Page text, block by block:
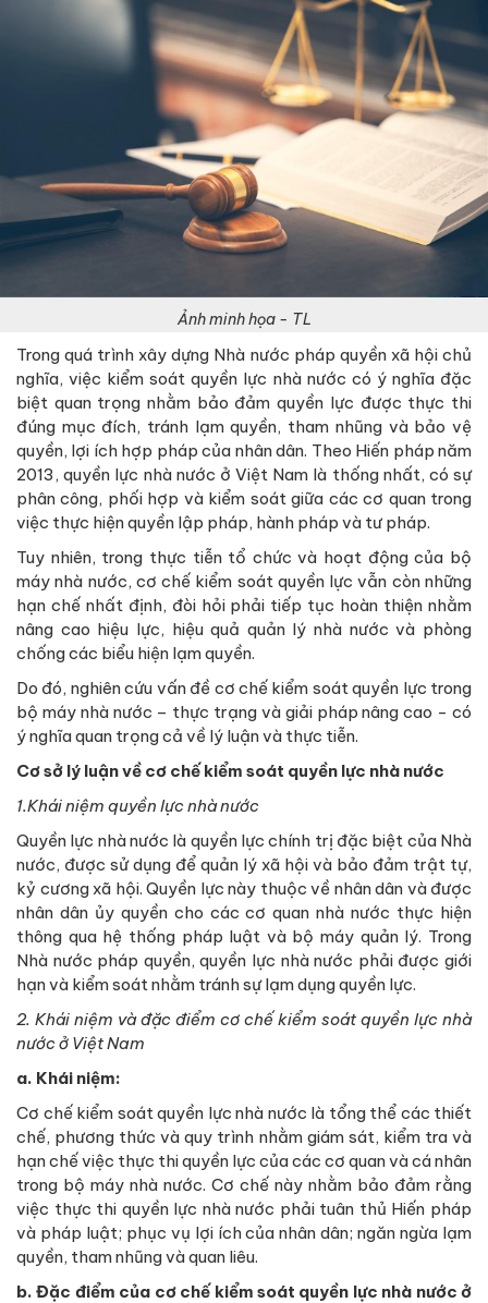
Ảnh minh họa - TL
Trong quá trình xây dựng Nhà nước pháp quyền xã hội chủ
nghĩa, việc kiểm soát quyền lực nhà nước có ý nghĩa đặc
biệt quan trọng nhằm bảo đảm quyền lực được thực thi
đúng mục đích, tránh lạm quyền, tham nhũng và bảo vệ
quyền, lợi ích hợp pháp của nhân dân. Theo Hiến pháp năm
2013, quyền lực nhà nước ở Việt Nam là thống nhất, có sự
phân công, phối hợp và kiểm soát giữa các cơ quan trong
việc thực hiện quyền lập pháp, hành pháp và tư pháp.
Tuy nhiên, trong thực tiễn tổ chức và hoạt động của bộ
máy nhà nước, cơ chế kiểm soát quyền lực vẫn còn những
hạn chế nhất định, đòi hỏi phải tiếp tục hoàn thiện nhằm
nâng cao hiệu lực, hiệu quả quản lý nhà nước và phòng
chống các biểu hiện lạm quyền.
Do đó, nghiên cứu vấn đề cơ chế kiểm soát quyền lực trong
bộ máy nhà nước – thực trạng và giải pháp nâng cao - có
ý nghĩa quan trọng cả về lý luận và thực tiễn.
Cơ sở lý luận về cơ chế kiểm soát quyền lực nhà nước
1.Khái niệm quyền lực nhà nước
Quyền lực nhà nước là quyền lực chính trị đặc biệt của Nhà
nước, được sử dụng để quản lý xã hội và bảo đảm trật tự,
kỷ cương xã hội. Quyền lực này thuộc về nhân dân và được
nhân dân ủy quyền cho các cơ quan nhà nước thực hiện
thông qua hệ thống pháp luật và bộ máy quản lý. Trong
Nhà nước pháp quyền, quyền lực nhà nước phải được giới
hạn và kiểm soát nhằm tránh sự lạm dụng quyền lực.
2. Khái niệm và đặc điểm cơ chế kiểm soát quyền lực nhà
nước ở Việt Nam
a. Khái niệm:
Cơ chế kiểm soát quyền lực nhà nước là tổng thể các thiết
chế, phương thức và quy trình nhằm giám sát, kiểm tra và
hạn chế việc thực thi quyền lực của các cơ quan và cá nhân
trong bộ máy nhà nước. Cơ chế này nhằm bảo đảm rằng
việc thực thi quyền lực nhà nước phải tuân thủ Hiến pháp
và pháp luật; phục vụ lợi ích của nhân dân; ngăn ngừa lạm
quyền, tham nhũng và quan liêu.
b. Đặc điểm của cơ chế kiểm soát quyền lực nhà nước ở